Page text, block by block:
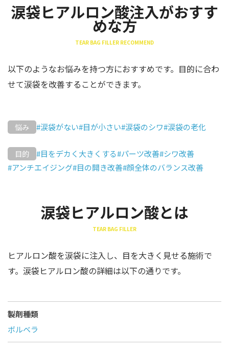
涙袋ヒアルロン酸注入がおすす
めな方
TEAR BAG FILLER RECOMMEND
以下のようなお悩みを持つ方におすすめです。目的に合わ
せて涙袋を改善することができます。
悩み #涙袋がない#目が小さい#涙袋のシワ#涙袋の老化
目的 #目をデカく大きくする#パーツ改善#シワ改善
#アンチエイジング#目の開き改善#顔全体のバランス改善
涙袋ヒアルロン酸とは
TEAR BAG FILLER
ヒアルロン酸を涙袋に注入し、目を大きく見せる施術で
す。涙袋ヒアルロン酸の詳細は以下の通りです。
製剤種類
ボルベラ